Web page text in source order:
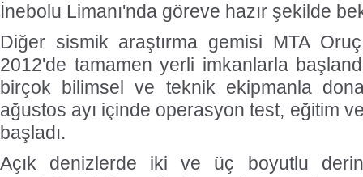
İnebolu Limanı'nda göreve hazır şekilde
Diğer sismik araştırma gemisi MTA
2012'de tamamen yerli imkanlarla
birçok bilimsel ve teknik ekipmanla
ağustos ayı içinde operasyon test, eğitim
başladı.
Açık denizlerde iki ve üç boyutlu